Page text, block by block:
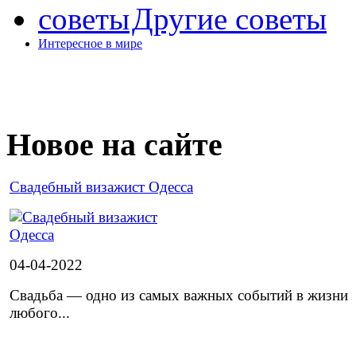
Другие советы
Интересное в мире
Новое на сайте
Cвадебный визажист Одесса
04-04-2022
Свадьба — одно из самых важных событий в жизни
любого...